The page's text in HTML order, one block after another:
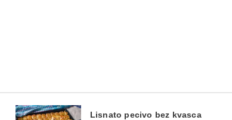
Lisnato pecivo bez kvasca